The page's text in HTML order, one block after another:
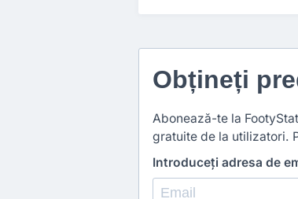
Obțineți
Abonează-te la
gratuite de la utilizatori.
Introduceți adresa de